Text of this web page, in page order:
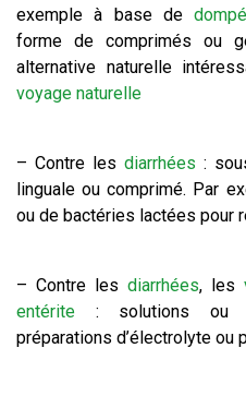
exemple à base de
forme de comprimés ou
alternative naturelle
voyage naturelle
– Contre les diarrhées :
linguale ou comprimé. Par
ou de bactéries lactées pour
– Contre les diarrhées, les
entérite : solutions ou
préparations d’électrolyte ou